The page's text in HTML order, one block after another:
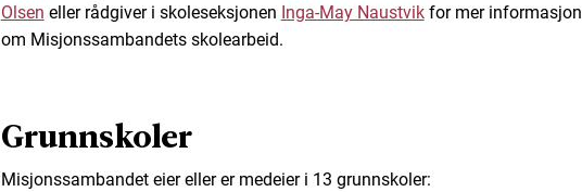
Olsen eller rådgiver i skoleseksjonen Inga-May Naustvikfor mer informasjon
om Misjonssambandets skolearbeid.
Grunnskoler
Misjonssambandet eier eller er medeier i 13 grunnskoler: